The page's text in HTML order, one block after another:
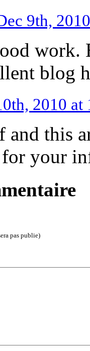
9th,
work.
blog
2010 at
and this
your
pas publie)